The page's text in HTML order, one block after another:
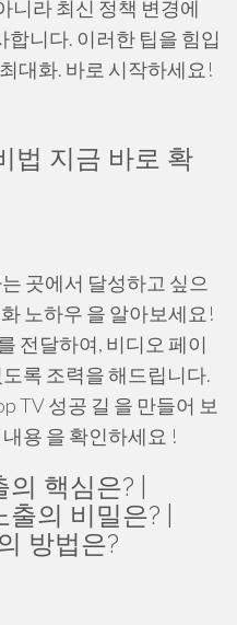
니라 최신 정책 변경에
니다. 이러한 팁을 힘입
대화. 바로 시작하세요!
법 지금 바로 확
곳에서 달성하고 싶으
노하우 을 알아보세요!
전달하여, 비디오 페이
록 조력을 해드립니다.
TV 성공 길 을 만들어 보
용 을 확인하세요 !
핵심은? |
의 비밀은? |
방법은?